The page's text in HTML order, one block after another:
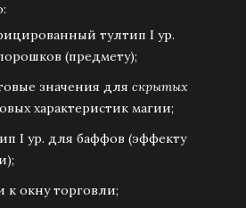
тултип I ур.
(предмету);
значения для скрытых
характеристик магии;
I ур. для баффов (эффекту
к окну торговли;